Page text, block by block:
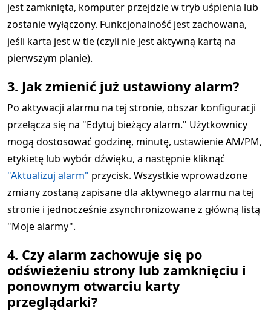
jest zamknięta, komputer przejdzie w tryb uśpienia lub
zostanie wyłączony. Funkcjonalność jest zachowana,
jeśli karta jest w tle (czyli nie jest aktywną kartą na
pierwszym planie).
3. Jak zmienić już ustawiony alarm?
Po aktywacji alarmu na tej stronie, obszar konfiguracji
przełącza się na "Edytuj bieżący alarm." Użytkownicy
mogą dostosować godzinę, minutę, ustawienie AM/PM,
etykietę lub wybór dźwięku, a następnie kliknąć
"Aktualizuj alarm" przycisk. Wszystkie wprowadzone
zmiany zostaną zapisane dla aktywnego alarmu na tej
stronie i jednocześnie zsynchronizowane z główną listą
"Moje alarmy".
4. Czy alarm zachowuje się po
odświeżeniu strony lub zamknięciu i
ponownym otwarciu karty
przeglądarki?